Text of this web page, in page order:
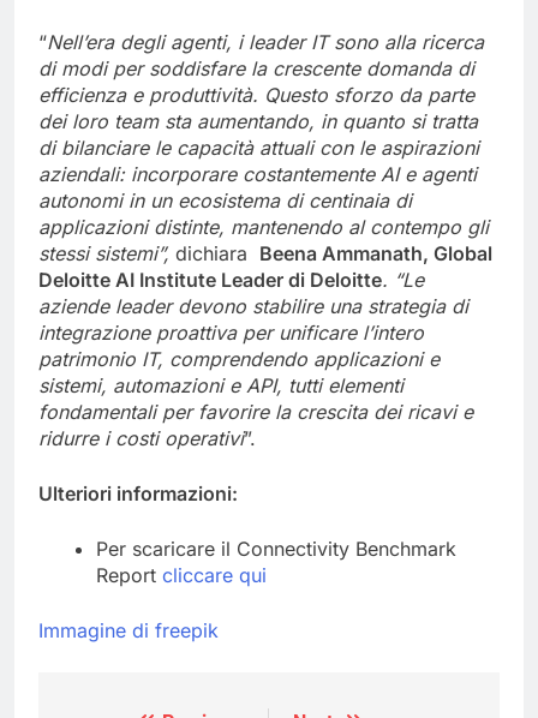
“Nell’era degli agenti, i leader IT sono alla ricerca
di modi per soddisfare la crescente domanda di
efficienza e produttività. Questo sforzo da parte
dei loro team sta aumentando, in quanto si tratta
di bilanciare le capacità attuali con le aspirazioni
aziendali: incorporare costantemente AI e agenti
autonomi in un ecosistema di centinaia di
applicazioni distinte, mantenendo al contempo gli
stessi sistemi”, dichiara Beena Ammanath, Global
Deloitte AI Institute Leader di Deloitte. “Le
aziende leader devono stabilire una strategia di
integrazione proattiva per unificare l’intero
patrimonio IT, comprendendo applicazioni e
sistemi, automazioni e API, tutti elementi
fondamentali per favorire la crescita dei ricavi e
ridurre i costi operativi”.
Ulteriori informazioni:
Per scaricare il Connectivity Benchmark
Report cliccare qui
Immagine di freepik